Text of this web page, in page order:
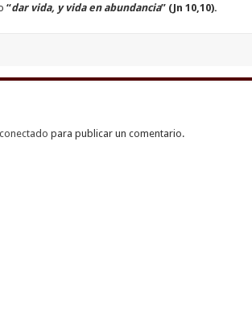
“dar vida, y vida en abundancia” (Jn 10,10).
conectado para publicar un comentario.